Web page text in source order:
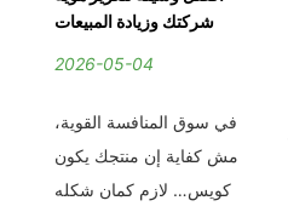
شركتك وزيادة المبيعات
2026-05-04
في سوق المنافسة القوية،
مش كفاية إن منتجك يكون
كويس… لازم كمان شكله